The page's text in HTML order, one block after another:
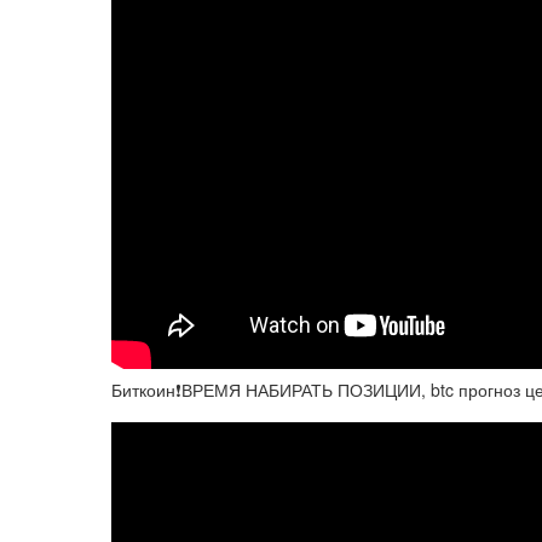
Биткоин❗️ВРЕМЯ НАБИРАТЬ ПОЗИЦИИ, btc прогноз